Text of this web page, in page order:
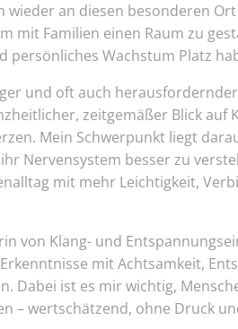
wieder an diesen besonderen Ort
mit Familien einen Raum zu
persönliches Wachstum Platz
und oft auch
zeitgemäßer Blick auf
Mein Schwerpunkt liegt
Nervensystem besser zu
mit mehr Leichtigkeit,
von Klang- und
mit Achtsamkeit,
Dabei ist es mir wichtig,
– wertschätzend, ohne Druck